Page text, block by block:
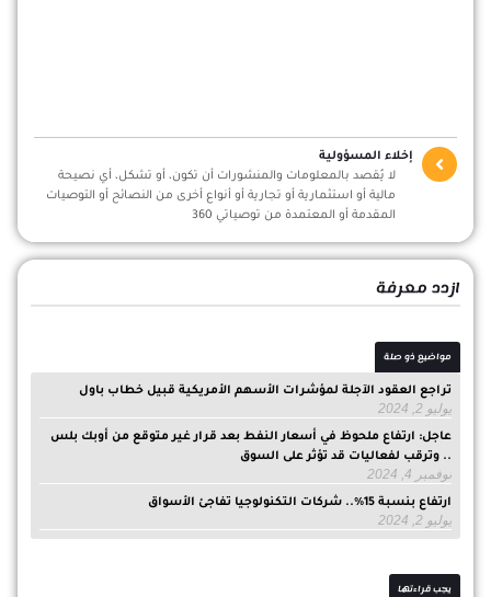
إخلاء المسؤولية
لا يُقصد بالمعلومات والمنشورات أن تكون، أو تشكل، أي نصيحة
مالية أو استثمارية أو تجارية أو أنواع أخرى من النصائح أو التوصيات
المقدمة أو المعتمدة من توصياتي 360
ازدد معرفة
مواضيع ذو صلة
تراجع العقود الآجلة لمؤشرات الأسهم الأمريكية قبيل خطاب باول
يوليو 2, 2024
عاجل: ارتفاع ملحوظ في أسعار النفط بعد قرار غير متوقع من أوبك بلس
.. وترقب لفعاليات قد تؤثر على السوق
نوفمبر 4, 2024
ارتفاع بنسبة 15%.. شركات التكنولوجيا تفاجئ الأسواق
يوليو 2, 2024
يجب قراءتها